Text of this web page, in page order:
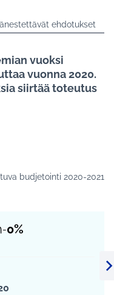
ehdotukset
vuoksi
vuonna 2020.
siirtää toteutus
mukaan: Hyrylä
teeman mukaan:
budjetointi 2020-2021
-0%